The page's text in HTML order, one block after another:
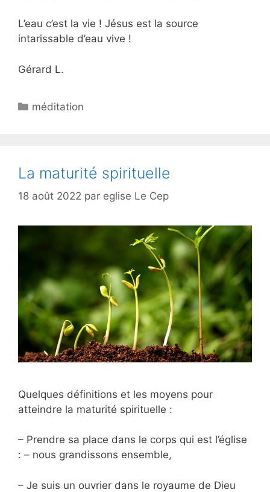
L’eau c’est la vie ! Jésus est la source
intarissable d’eau vive !
Gérard L.
méditation
La maturité spirituelle
18 août 2022 par eglise Le Cep
Quelques définitions et les moyens pour
atteindre la maturité spirituelle :
– Prendre sa place dans le corps qui est l’église
: – nous grandissons ensemble,
– Je suis un ouvrier dans le royaume de Dieu